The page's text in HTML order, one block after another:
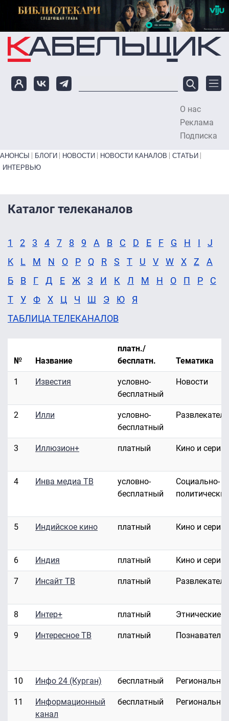
Перейти к основному содержанию
О нас
Реклама
Подписка
Primary links bottom
АНОНСЫ БЛОГИ НОВОСТИ НОВОСТИ КАНАЛОВ
СТАТЬИ
ИНТЕРВЬЮ
Каталог телеканалов
1 2 3 4 7 8 9 A B C D E F G H I
J
K
L M N O P Q R S T U V W X Z
А
Б
В Г Д Е Ж З И К Л М Н О П Р
С
Т
У Ф Х Ц Ч Ш Э Ю
Я
ТАБЛИЦА ТЕЛЕКАНАЛОВ
№ Название
платн./
бесплатн.
Тематика
1 Известия
условно-
бесплатный
Новости
2 Илли
условно-
бесплатный
3 Иллюзион+ платный Кино и
4 Инва медиа ТВ
условно-
бесплатный
Социально-
политические
5 Индийское кино платный Кино и
6 Индия платный Кино и
7 Инсайт ТВ платный
8 Интер+ платный Этнические
9 Интересное ТВ платный
10 Инфо 24 (Курган) бесплатный
11
Информационный
канал
бесплатный